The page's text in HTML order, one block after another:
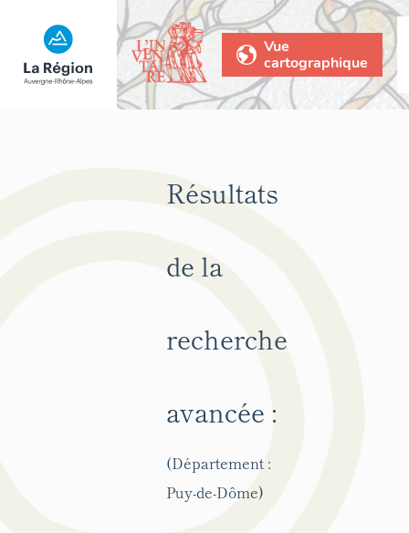
Vue
cartographique
Résultats
de la
recherche
avancée :
(Département :
Puy-de-Dôme)